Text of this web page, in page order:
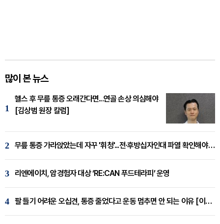
많이 본 뉴스
1
헬스 후 무릎 통증 오래간다면...연골 손상 의심해야
[김상범 원장 칼럼]
2 무릎 통증 가라앉았는데 자꾸 '휘청'...전·후방십자인대 파열 확인해야 [곽우경 원장 칼럼]
3 리엔에이치, 암경험자 대상 ‘RE:CAN 푸드테라피’ 운영
4 팔 들기 어려운 오십견, 통증 줄었다고 운동 멈추면 안 되는 이유 [이병욱 원장 칼럼]